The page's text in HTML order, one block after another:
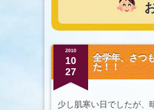
全学年、さつ
た！！
2010
10
27
少し肌寒い日でしたが、